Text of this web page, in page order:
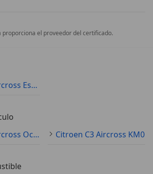
proporciona el proveedor del certificado.
Citroen C3 Aircross Especificaciones técnicas
Citroen C3 Aircross Ocasión
Citroen C3 Aircross KM0